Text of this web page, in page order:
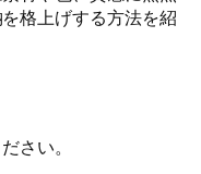
格上げする方法を紹
さい。